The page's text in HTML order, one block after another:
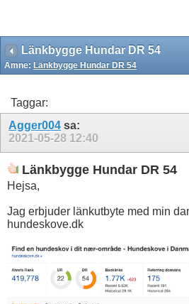
Länkbygge Hundar DR 54
Ämne: Länkbygge Hundar DR 54
Taggar:
Agger004 sa:
2021-05-28 12:40
Länkbygge Hundar DR 54
Hejsa,
Jag erbjuder länkutbyte med min
hundeskove.dk